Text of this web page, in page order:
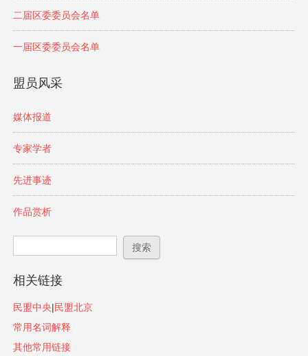
二届区委委员会名单
一届区委委员会名单
盟员风采
媒体报道
专家学者
先进事迹
作品赏析
搜索表单
搜索
相关链接
民盟中央|民盟北京
常用名词解释
其他常用链接